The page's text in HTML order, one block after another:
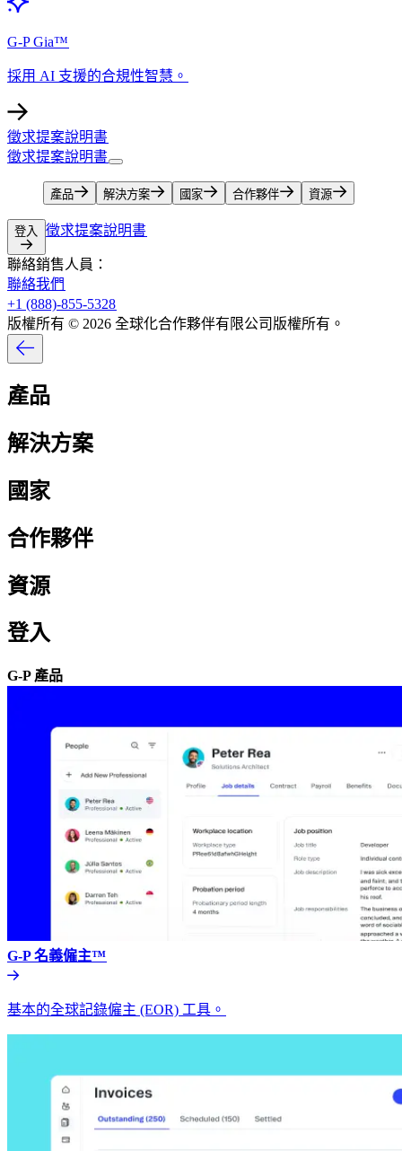
G-P Gia™​​
採用 AI 支援的合規性智慧。​​
徵求提案說明書​​
徵求提案說明書​​
產品​​ 解決方案​​ 國家​​ 合作夥伴​​ 資源​​
登入​​ 徵求提案說明書​​
聯絡銷售人員：​​
聯絡我們​​
+1 (888)-855-5328​​
版權所有 © 2026 全球化合作夥伴有限公司版權所有。​​
產品​​
解決方案​​
國家​​
合作夥伴​​
資源​​
登入​​
G-P 產品​​
G-P 名義僱主™​​
基本的全球記錄僱主 (EOR) 工具。​​